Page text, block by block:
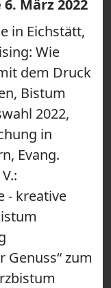
März 2022
in Eichstätt,
Wie
dem Druck
Bistum
2022,
in
Evang.
- kreative
Genuss“ zum